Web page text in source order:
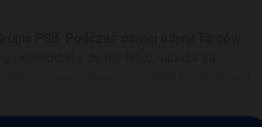
strefie cyfryzacji. Premiera aplikacji „Moja